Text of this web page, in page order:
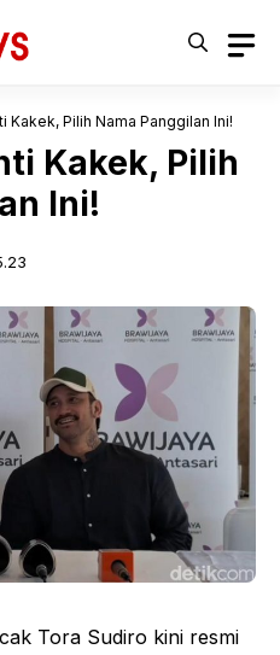
Kakek, Pilih Nama Panggilan Ini!
Kakek, Pilih
Ini!
Tora Sudiro kini resmi